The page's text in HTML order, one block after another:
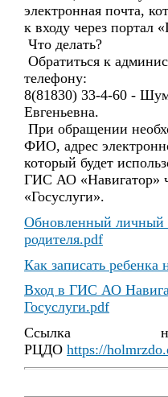
электронная почта,
к входу через портал
Что делать?
Обратиться к
телефону:
8(81830) 33-4-60 -
Евгеньевна.
При обращении
ФИО, адрес
который будет
ГИС АО «Навигатор»
«Госуслуги».
Обновленный личный
родителя.pdf
Как записать ребенка
Вход в ГИС АО
Госуслуги.pdf
Ссылка
РЦДО https://